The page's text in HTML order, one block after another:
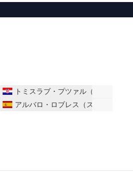
トミスラブ・プツァル（クロアチア）
アルバロ・ロブレス（スペイン）